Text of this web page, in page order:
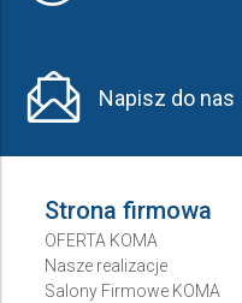
Napisz do nas
Strona firmowa
OFERTA KOMA
Nasze realizacje
Salony Firmowe KOMA